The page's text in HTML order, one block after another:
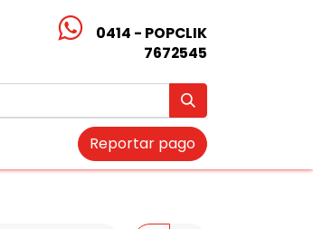
0414 - POPCLIK
7672545
Reportar pago